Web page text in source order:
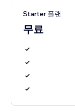
Starter 플랜
무료